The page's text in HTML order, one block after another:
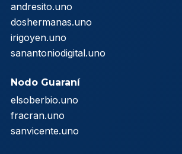
andresito.uno
doshermanas.uno
irigoyen.uno
sanantoniodigital.uno
Nodo Guaraní
elsoberbio.uno
fracran.uno
sanvicente.uno